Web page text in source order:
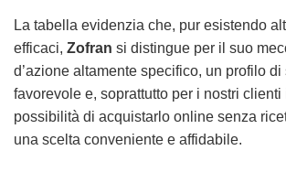
La tabella evidenzia che, pur esistendo
efficaci, Zofran si distingue per il suo
d’azione altamente specifico, un profilo di
favorevole e, soprattutto per i nostri clienti
possibilità di acquistarlo online senza
una scelta conveniente e affidabile.